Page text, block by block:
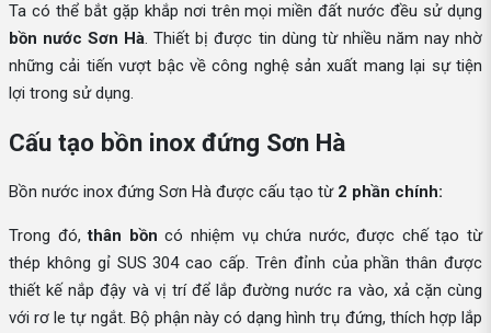
Ta có thể bắt gặp khắp nơi trên mọi miền đất nước đều sử dụng
bồn nước Sơn Hà. Thiết bị được tin dùng từ nhiều năm nay nhờ
những cải tiến vượt bậc về công nghệ sản xuất mang lại sự tiện
lợi trong sử dụng.
Cấu tạo bồn inox đứng Sơn Hà
Bồn nước inox đứng Sơn Hà được cấu tạo từ 2 phần chính:
Trong đó,thân bồn có nhiệm vụ chứa nước, được chế tạo từ
thép không gỉ SUS 304 cao cấp. Trên đỉnh của phần thân được
thiết kế nắp đậy và vị trí để lắp đường nước ra vào, xả cặn cùng
với rơ le tự ngắt. Bộ phận này có dạng hình trụ đứng, thích hợp lắp